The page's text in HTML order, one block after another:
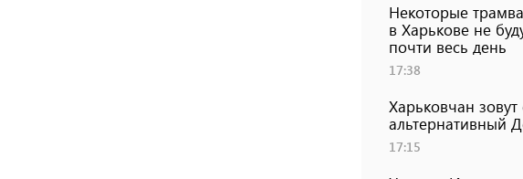
Некоторые
в Харькове не
почти весь день
17:38
Харьковчан зовут
альтернативный
17:15